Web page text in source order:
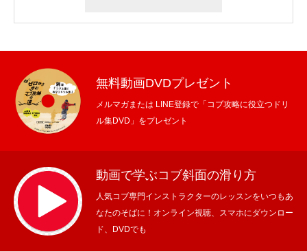
無料動画DVDプレゼント
メルマガまたは LINE登録で「コブ攻略に役立つドリ
ル集DVD」をプレゼント
動画で学ぶコブ斜面の滑り方
人気コブ専門インストラクターのレッスンをいつもあ
なたのそばに！オンライン視聴、スマホにダウンロー
ド、DVDでも